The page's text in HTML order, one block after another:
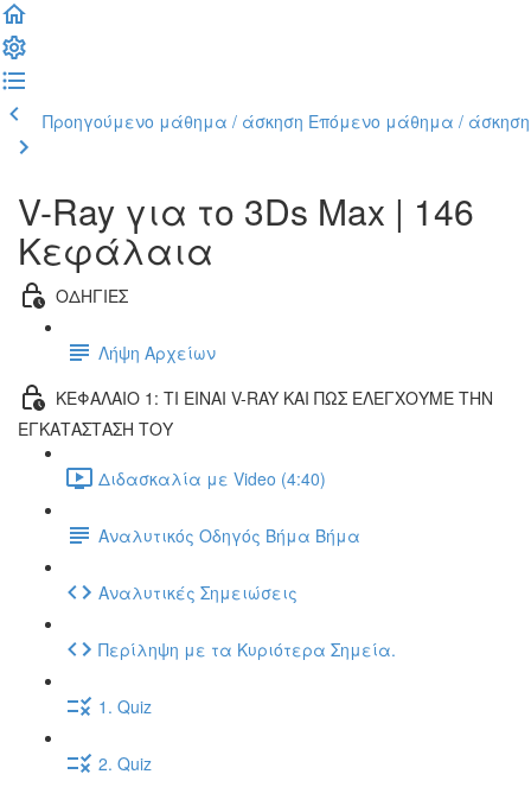
Προηγούμενο μάθημα / άσκηση Επόμενο μάθημα / άσκηση
V-Ray για το 3Ds Max | 146
Κεφάλαια
ΟΔΗΓΙΕΣ
Λήψη Αρχείων
ΚΕΦΑΛΑΙΟ 1: ΤΙ ΕΙΝΑΙ V-RAY ΚΑΙ ΠΩΣ ΕΛΕΓΧΟΥΜΕ ΤΗΝ
ΕΓΚΑΤΑΣΤΑΣΗ ΤΟΥ
Διδασκαλία με Video (4:40)
Αναλυτικός Οδηγός Βήμα Βήμα
Αναλυτικές Σημειώσεις
Περίληψη με τα Κυριότερα Σημεία.
1. Quiz
2. Quiz